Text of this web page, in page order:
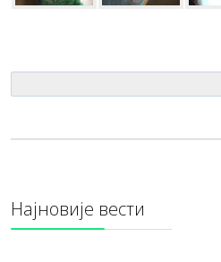
Најновије вести